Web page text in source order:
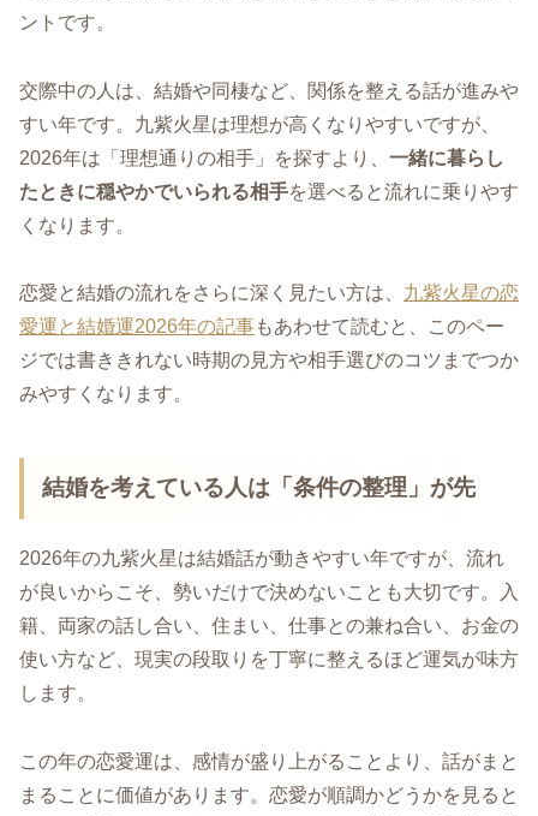
ントです。
交際中の人は、結婚や同棲など、関係を整える話が進みや
すい年です。九紫火星は理想が高くなりやすいですが、
2026年は「理想通りの相手」を探すより、 一緒に暮らし
たときに穏やかでいられる相手を選べると流れに乗りやす
くなります。
恋愛と結婚の流れをさらに深く見たい方は、 九紫火星の恋
愛運と結婚運2026年の記事もあわせて読むと、このペー
ジでは書ききれない時期の見方や相手選びのコツまでつか
みやすくなります。
結婚を考えている人は「条件の整理」が先
2026年の九紫火星は結婚話が動きやすい年ですが、流れ
が良いからこそ、勢いだけで決めないことも大切です。入
籍、両家の話し合い、住まい、仕事との兼ね合い、お金の
使い方など、現実の段取りを丁寧に整えるほど運気が味方
します。
この年の恋愛運は、感情が盛り上がることより、話がまと
まることに価値があります。恋愛が順調かどうかを見ると